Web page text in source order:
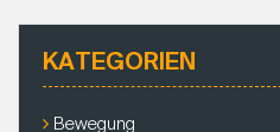
n
a
KATEGORIEN
Bewegung